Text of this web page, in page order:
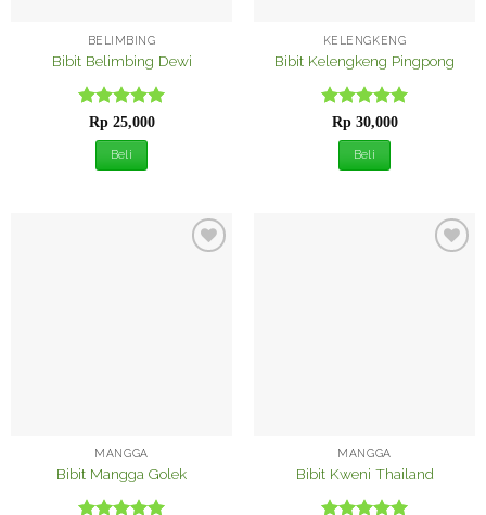
BELIMBING
Bibit Belimbing Dewi
Dinilai5
dari 5
Rp25,000
Beli
KELENGKENG
Bibit Kelengkeng Pingpong
Dinilai5
dari 5
Rp30,000
Beli
MANGGA
Bibit Mangga Golek
MANGGA
Bibit Kweni Thailand